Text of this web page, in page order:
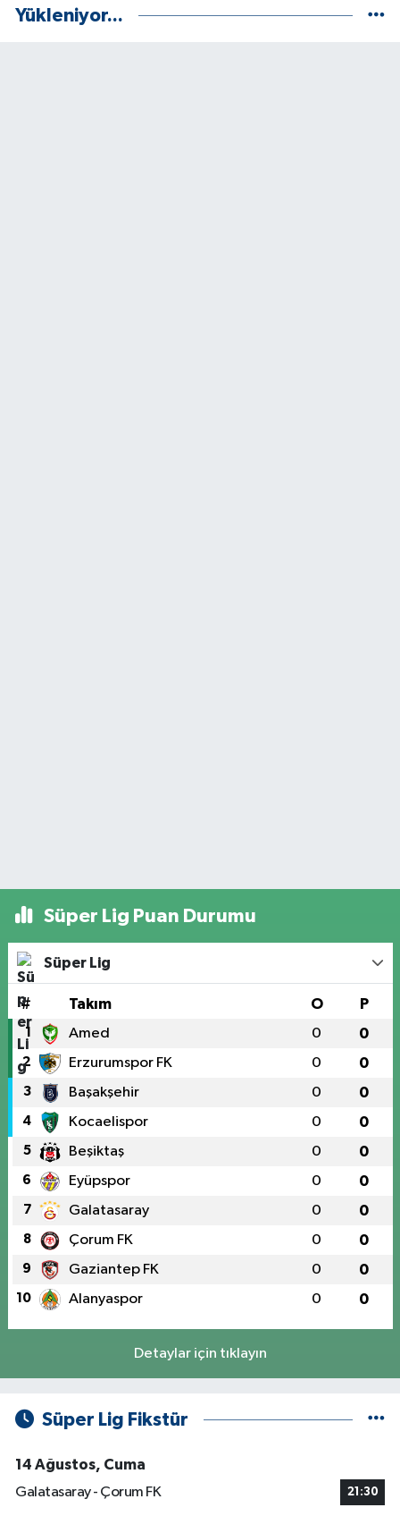
Yükleniyor...
Süper Lig Puan Durumu
Süper Lig
# Takım O P
1 Amed 0 0
2 Erzurumspor FK 0 0
3 Başakşehir 0 0
4 Kocaelispor 0 0
5 Beşiktaş 0 0
6 Eyüpspor 0 0
7 Galatasaray 0 0
8 Çorum FK 0 0
9 Gaziantep FK 0 0
10 Alanyaspor 0 0
Detaylar için tıklayın
Süper Lig Fikstür
14 Ağustos, Cuma
Galatasaray - Çorum FK
21:30